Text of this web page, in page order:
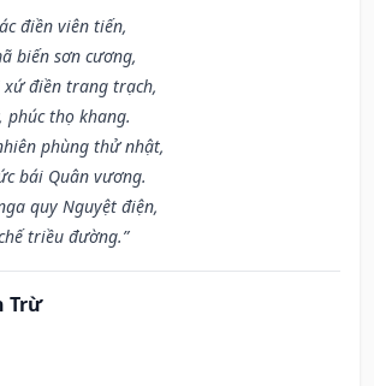
điền viên tiến,
biến sơn cương,
xứ điền trang trạch,
phúc thọ khang.
phùng thử nhật,
bái Quân vương.
quy Nguyệt điện,
triều đường.”
Trừ